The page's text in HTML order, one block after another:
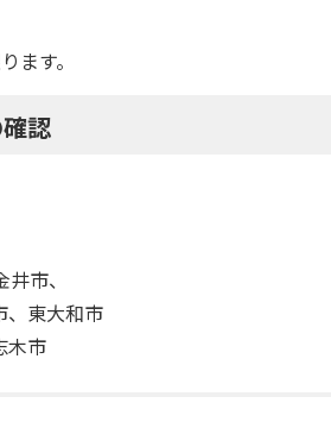
ます。
認
市、
、東大和市
木市